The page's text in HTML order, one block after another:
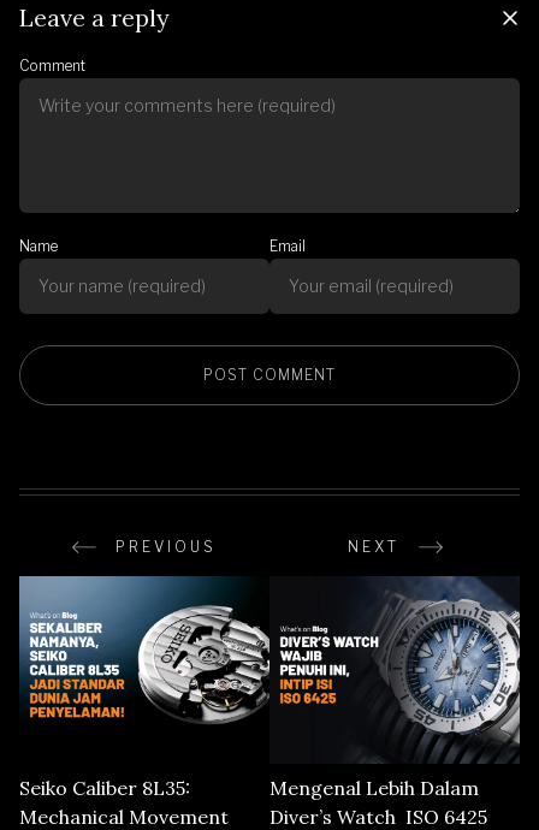
Leave a reply
Comment
Name Email
PREVIOUS NEXT
Seiko Caliber 8L35:
Mechanical Movement
Mengenal Lebih Dalam
Diver’s Watch ISO 6425